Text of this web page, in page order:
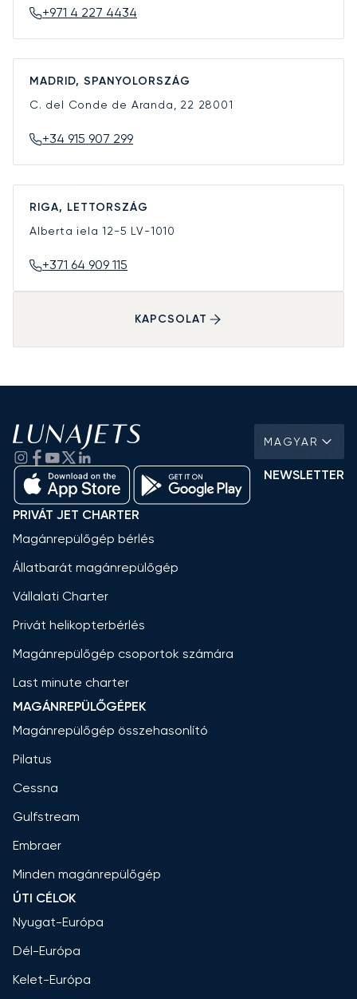
+971 4 227 4434
MADRID, SPANYOLORSZÁG
C. del Conde de Aranda, 22 28001
+34 915 907 299
RIGA, LETTORSZÁG
Alberta iela 12-5 LV-1010
+371 64 909 115
KAPCSOLAT
MAGYAR
NEWSLETTER
PRIVÁT JET CHARTER
Magánrepülőgép bérlés
Állatbarát magánrepülőgép
Vállalati Charter
Privát helikopterbérlés
Magánrepülőgép csoportok számára
Last minute charter
MAGÁNREPÜLŐGÉPEK
Magánrepülőgép összehasonlító
Pilatus
Cessna
Gulfstream
Embraer
Minden magánrepülőgép
ÚTI CÉLOK
Nyugat-Európa
Dél-Európa
Kelet-Európa